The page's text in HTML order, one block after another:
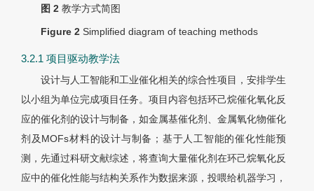
图 2 教学方式简图
Figure 2 Simplified diagram of teaching methods
3.2.1 项目驱动教学法
设计与人工智能和工业催化相关的综合性项目，安排学生
以小组为单位完成项目任务。项目内容包括环己烷催化氧化反
应的催化剂的设计与制备，如金属基催化剂、金属氧化物催化
剂及MOFs材料的设计与制备；基于人工智能的催化性能预
测，先通过科研文献综述，将查询大量催化剂在环己烷氧化反
应中的催化性能与结构关系作为数据来源，投喂给机器学习，